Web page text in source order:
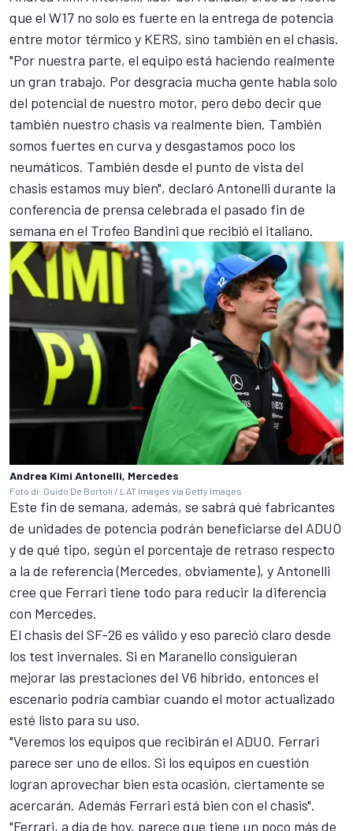
que el W17 no solo es fuerte en la entrega de potencia
entre motor térmico y KERS, sino también en el chasis.
"Por nuestra parte, el equipo está haciendo realmente
un gran trabajo. Por desgracia mucha gente habla solo
del potencial de nuestro motor, pero debo decir que
también nuestro chasis va realmente bien. También
somos fuertes en curva y desgastamos poco los
neumáticos. También desde el punto de vista del
chasis estamos muy bien", declaró Antonelli durante la
conferencia de prensa celebrada el pasado fin de
semana en el Trofeo Bandini que recibió el italiano.
Andrea Kimi Antonelli, Mercedes
Foto di: Guido De Bortoli / LAT Images via Getty Images
Este fin de semana, además, se sabrá qué fabricantes
de unidades de potencia podrán beneficiarse del ADUO
y de qué tipo, según el porcentaje de retraso respecto
a la de referencia (Mercedes, obviamente), y Antonelli
cree que Ferrari tiene todo para reducir la diferencia
con Mercedes.
El chasis del SF-26 es válido y eso pareció claro desde
los test invernales. Si en Maranello consiguieran
mejorar las prestaciones del V6 híbrido, entonces el
escenario podría cambiar cuando el motor actualizado
esté listo para su uso.
"Veremos los equipos que recibirán el ADUO. Ferrari
parece ser uno de ellos. Si los equipos en cuestión
logran aprovechar bien esta ocasión, ciertamente se
acercarán. Además Ferrari está bien con el chasis".
"Ferrari, a día de hoy, parece que tiene un poco más de